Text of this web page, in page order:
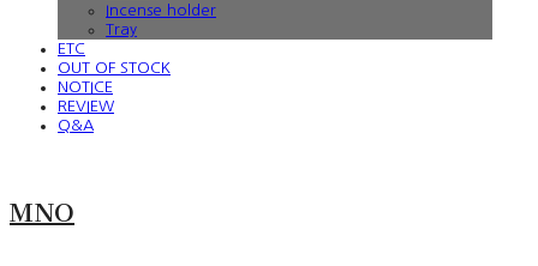
Incense holder
Tray
ETC
OUT OF STOCK
NOTICE
REVIEW
Q&A
MNO